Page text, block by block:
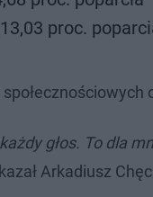
proc.
głos. To dla
Arkadiusz